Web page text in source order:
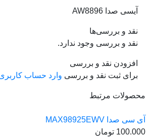
آیسی صدا AW8896
نقد و بررسی‌ها
نقد و بررسی وجود ندارد.
افزودن نقد و بررسی
برای ثبت نقد و بررسیوارد حساب کاربری
محصولات مرتبط
آی سی صدا MAX98925EWV
100.000 تومان